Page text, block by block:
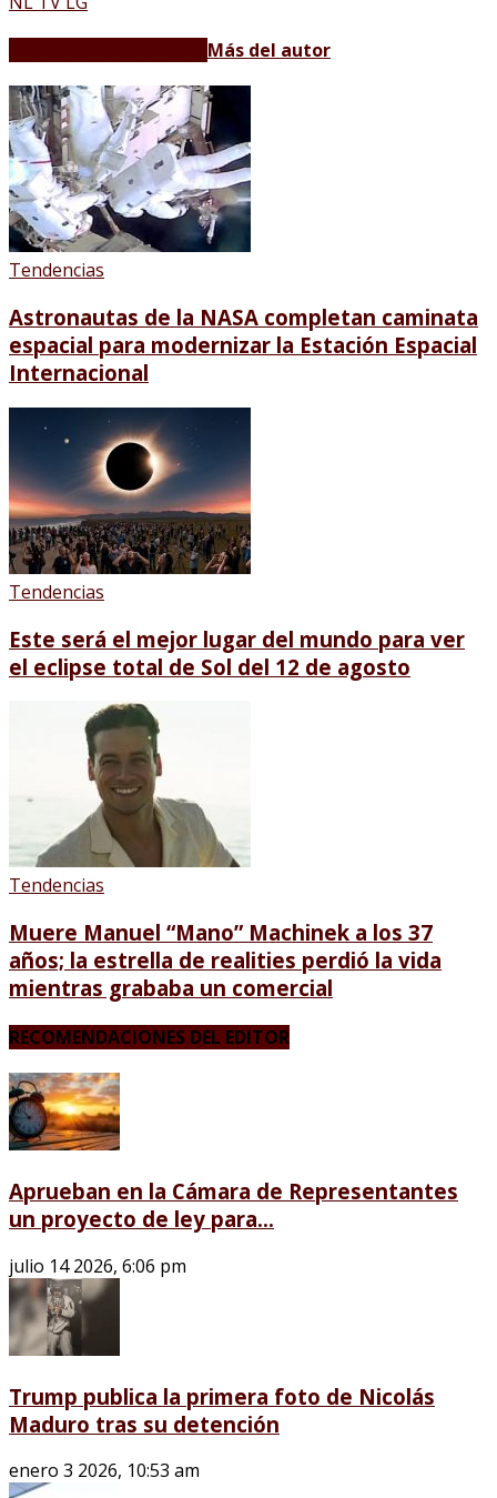
Más del autor
Tendencias
Astronautas de la NASA completan caminata
espacial para modernizar la Estación Espacial
Internacional
Tendencias
Este será el mejor lugar del mundo para ver
el eclipse total de Sol del 12 de agosto
Tendencias
Muere Manuel “Mano” Machinek a los 37
años; la estrella de realities perdió la vida
mientras grababa un comercial
RECOMENDACIONES DEL EDITOR
Aprueban en la Cámara de Representantes
un proyecto de ley para...
julio 14 2026, 6:06 pm
Trump publica la primera foto de Nicolás
Maduro tras su detención
enero 3 2026, 10:53 am